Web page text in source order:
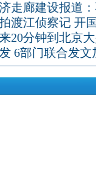
走廊建设报道
渡江侦察记 开
20分钟到北京
6部门联合发文